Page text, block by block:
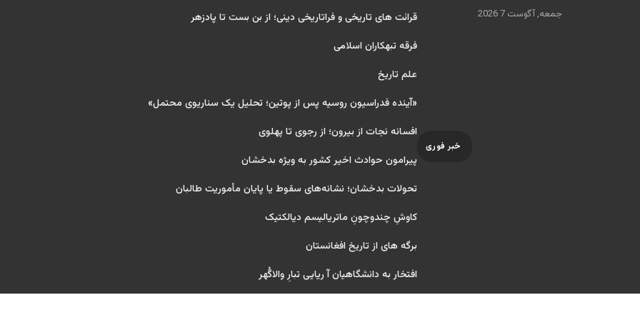
جمعه, آگوست 7 2026
خبر فوری
قرائت های تاریخی و فراتاریخی دینی؛ از بن بست تا پادزهر
فرقه تبهکاران اسلامی
علم تاریخ
«آینده فدراسیون روسیه پس از پوتین؛ تحلیل یک سناریوی محتمل»
افسانه نجات از بیرون؛ از رجوی تا پهلوی
پیرامون حوادث اخیر کشور به ویژه بدخشان
تحولات بدخشان؛ نشانه‌های سقوط یا پایان مأموریت طالبان
کاوشِ چندو‌چونِ ماتریالیسم دیالکتیک
برگه های از تاریخ افغانستان
افتخار به دانشگاهیان آ ریایی تبارِ والاگُهر